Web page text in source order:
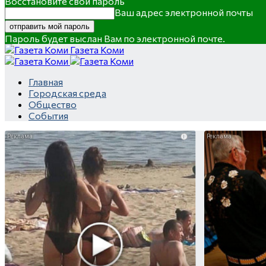
Ваш адрес электронной почты
Пароль будет выслан Вам по электронной почте.
Газета Коми
Главная
Городская среда
Общество
События
i